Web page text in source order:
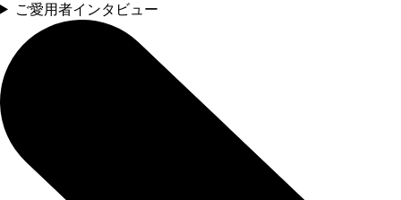
ご愛用者インタビュー